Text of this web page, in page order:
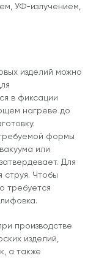
УФ-излучением,
изделий можно
в фиксации
нагреве до
формы
или
Для
струя. Чтобы
требуется
производстве
изделий,
а также